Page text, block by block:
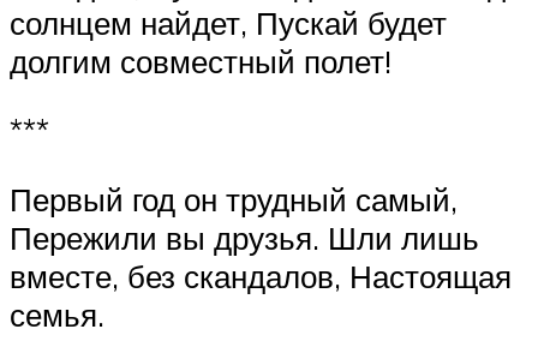
солнцем найдет, Пускай будет
долгим совместный полет!
***
Первый год он трудный самый,
Пережили вы друзья. Шли лишь
вместе, без скандалов, Настоящая
семья.